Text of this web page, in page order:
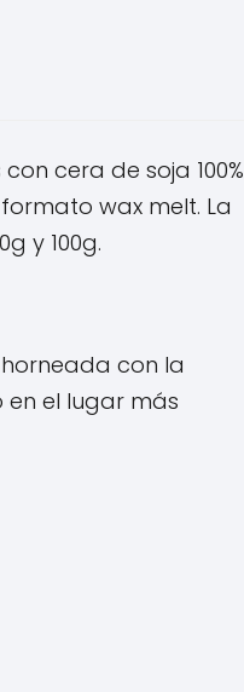
cera de soja 100%
wax melt. La
y 100g.
con la
el lugar más